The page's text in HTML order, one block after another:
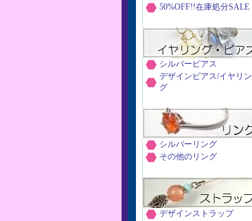
50%OFF!!在庫処分SALE
シルバーピアス
デザインピアス/イヤリン
グ
シルバーリング
その他のリング
デザインストラップ